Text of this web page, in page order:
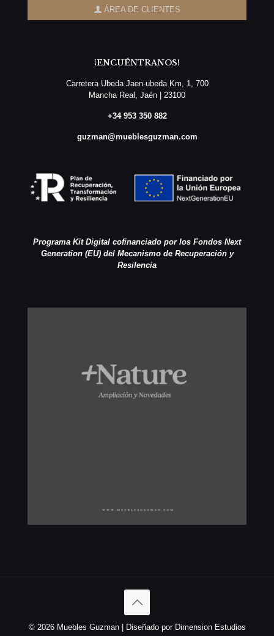
ÁREA DE CLIENTES
¡ENCUÉNTRANOS!
Carretera Ubeda Jaen-ubeda Km, 1, 700
Mancha Real, Jaén | 23100
+34 953 350 882
guzman@mueblesguzman.com
Programa Kit Digital cofinanciado por los Fondos Next
Generation (EU) del Mecanismo de Recuperación y
Resilencia
© 2026 Muebles Guzman | Diseñado por Dimension Estudios